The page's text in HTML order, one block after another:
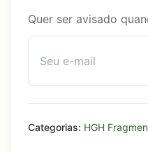
Quer ser avisado
Categorias: HGH